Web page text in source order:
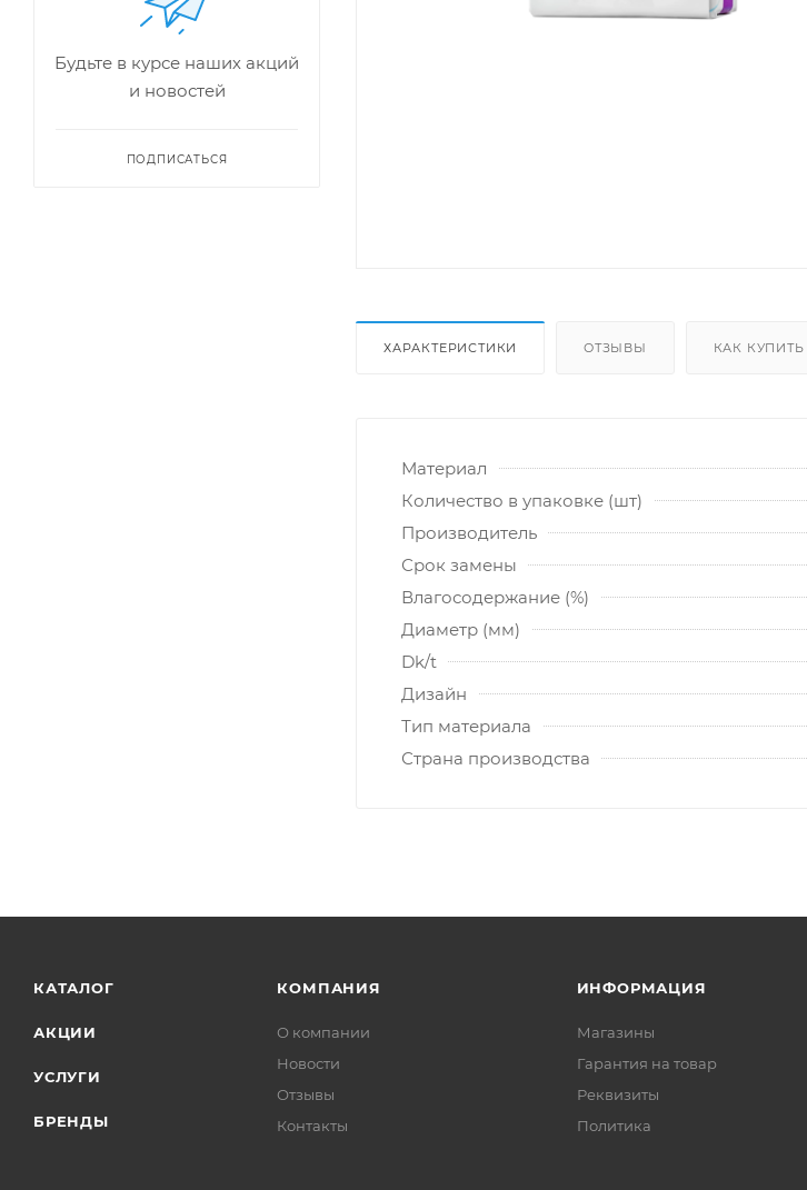
ХАРАКТЕРИСТИКИ ОТЗЫВЫ КАК КУПИТЬ
Материал
Количество в упаковке (шт)
Производитель
Срок замены
Влагосодержание (%)
Диаметр (мм)
Dk/t
Дизайн
Тип материала
Страна производства
Будьте в курсе наших акций
и новостей
ПОДПИСАТЬСЯ
КАТАЛОГ
АКЦИИ
УСЛУГИ
БРЕНДЫ
КОМПАНИЯ
О компании
Новости
Отзывы
Контакты
ИНФОРМАЦИЯ
Магазины
Гарантия на товар
Реквизиты
Политика